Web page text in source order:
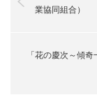
業協同組合）
「花の慶次～傾